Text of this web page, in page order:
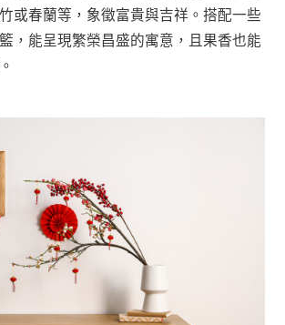
或春蘭等，象徵富貴與吉祥。搭配一些
，能呈現繁榮昌盛的寓意，且果香也能